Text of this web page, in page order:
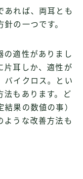
あれば、両耳とも
の一つです。
の適性がありまし
片耳しか、適性が
バイクロス。とい
法もあります。ど
果の数値の事）
ような改善方法も